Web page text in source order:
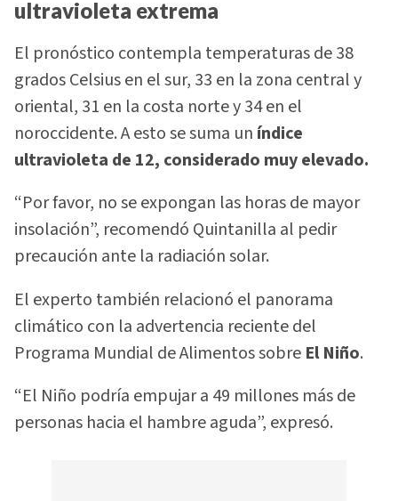
ultravioleta extrema
El pronóstico contempla temperaturas de 38
grados Celsius en el sur, 33 en la zona central y
oriental, 31 en la costa norte y 34 en el
noroccidente. A esto se suma un índice
ultravioleta de 12, considerado muy elevado.
“Por favor, no se expongan las horas de mayor
insolación”, recomendó Quintanilla al pedir
precaución ante la radiación solar.
El experto también relacionó el panorama
climático con la advertencia reciente del
Programa Mundial de Alimentos sobre El Niño.
“El Niño podría empujar a 49 millones más de
personas hacia el hambre aguda”, expresó.